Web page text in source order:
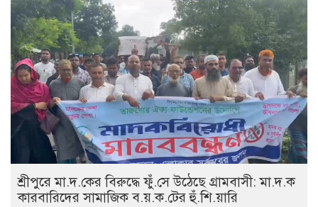
শ্রীপুরে মা.দ.কের বিরুদ্ধে ফুঁ.সে উঠেছে গ্রামবাসী: মা.দ.ক
কারবারিদের সামাজিক ব.য়.ক.টের হুঁ.শি.য়ারি